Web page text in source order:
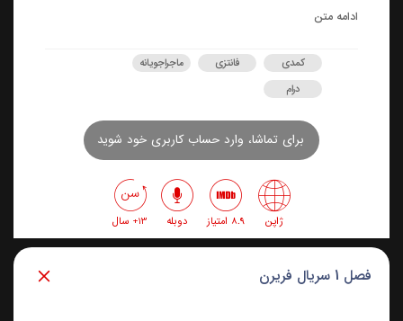
ادامه متن
کمدی فانتزی
ماجراجویانه
درام
برای تماشا، وارد حساب کاربری خود شوید
ژاپن 8.9 امتیاز دوبله 13+ سال
فصل 1 سریال فریرن